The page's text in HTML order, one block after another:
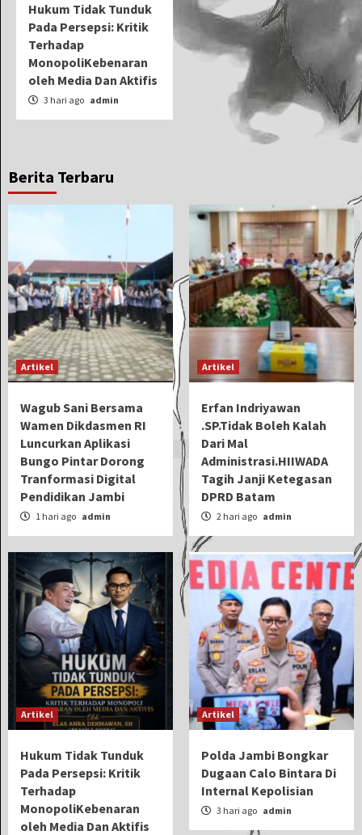
Hukum Tidak Tunduk
Pada Persepsi: Kritik
Terhadap
MonopoliKebenaran
oleh Media Dan Aktifis
3 hari ago admin
Berita Terbaru
Artikel
Wagub Sani Bersama
Wamen Dikdasmen RI
Luncurkan Aplikasi
Bungo Pintar Dorong
Tranformasi Digital
Pendidikan Jambi
1 hari ago admin
Artikel
Erfan Indriyawan
.SP.Tidak Boleh Kalah
Dari Mal
Administrasi.HIIWADA
Tagih Janji Ketegasan
DPRD Batam
2 hari ago admin
Artikel
Hukum Tidak Tunduk
Pada Persepsi: Kritik
Terhadap
MonopoliKebenaran
oleh Media Dan Aktifis
Artikel
Polda Jambi Bongkar
Dugaan Calo Bintara Di
Internal Kepolisian
3 hari ago admin